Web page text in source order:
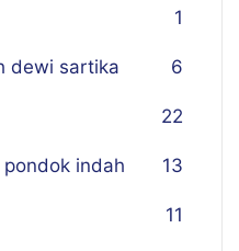
1
dewi sartika 6
22
indah 13
11